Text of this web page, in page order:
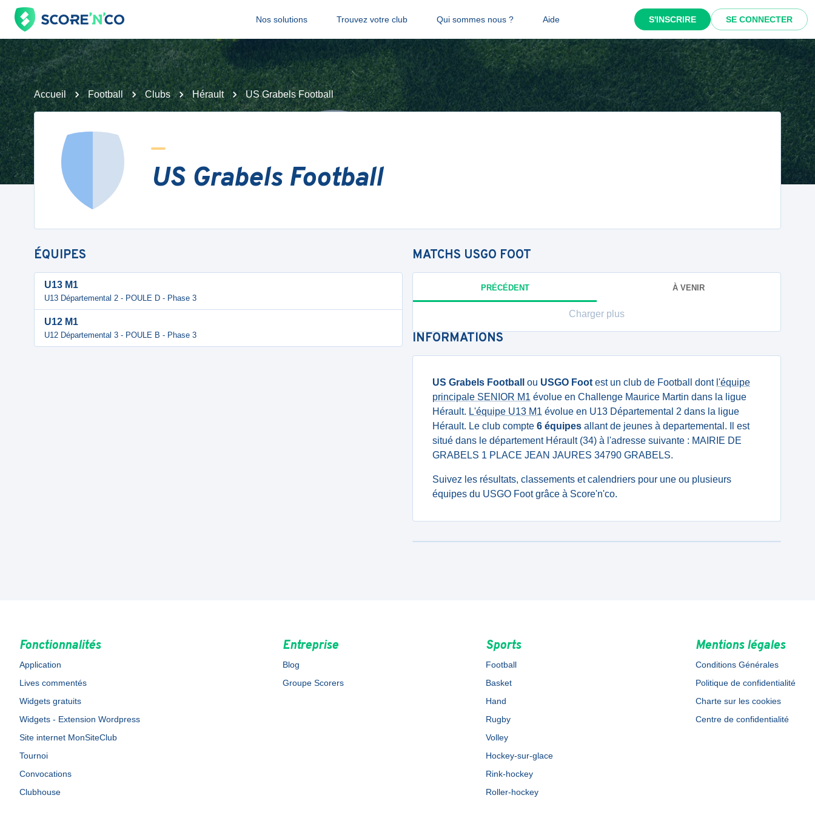
Nos solutions Trouvez votre club Qui sommes nous ? Aide S'INSCRIRE SE CONNECTER
Accueil Football Clubs Hérault US Grabels Football
US Grabels Football
ÉQUIPES
U13 M1
U13 Départemental 2 - POULE D - Phase 3
U12 M1
U12 Départemental 3 - POULE B - Phase 3
MATCHS USGO FOOT
PRÉCÉDENT À VENIR
Charger plus
INFORMATIONS
US Grabels Football ou USGO Foot est un club de Football dont l'équipe
principale SENIOR M1 évolue en Challenge Maurice Martin dans la ligue
Hérault. L'équipe U13 M1 évolue en U13 Départemental 2 dans la ligue
Hérault. Le club compte 6 équipes allant de jeunes à departemental. Il est
situé dans le département Hérault (34) à l'adresse suivante : MAIRIE DE
GRABELS 1 PLACE JEAN JAURES 34790 GRABELS.
Suivez les résultats, classements et calendriers pour une ou plusieurs
équipes du USGO Foot grâce à Score'n'co.
Fonctionnalités
Application
Lives commentés
Widgets gratuits
Widgets - Extension Wordpress
Site internet MonSiteClub
Tournoi
Convocations
Clubhouse
Entreprise
Blog
Groupe Scorers
Sports
Football
Basket
Hand
Rugby
Volley
Hockey-sur-glace
Rink-hockey
Roller-hockey
Mentions légales
Conditions Générales
Politique de confidentialité
Charte sur les cookies
Centre de confidentialité